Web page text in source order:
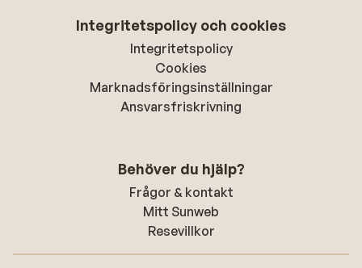
Integritetspolicy och cookies
Integritetspolicy
Cookies
Marknadsföringsinställningar
Ansvarsfriskrivning
Behöver du hjälp?
Frågor & kontakt
Mitt Sunweb
Resevillkor